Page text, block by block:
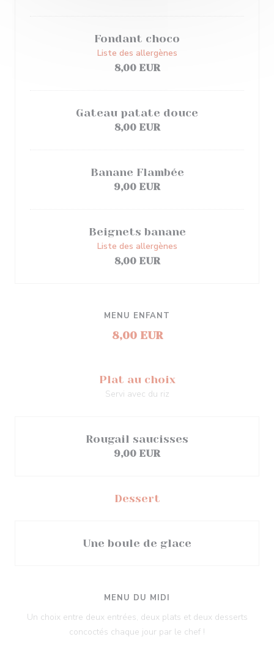
Fondant choco
Liste des allergènes
8,00 EUR
Gateau patate douce
8,00 EUR
Banane Flambée
9,00 EUR
Beignets banane
Liste des allergènes
8,00 EUR
MENU ENFANT
8,00 EUR
Plat au choix
Servi avec du riz
Rougail saucisses
9,00 EUR
Dessert
Une boule de glace
MENU DU MIDI
Un choix entre deux entrées, deux plats et deux desserts
concoctés chaque jour par le chef !